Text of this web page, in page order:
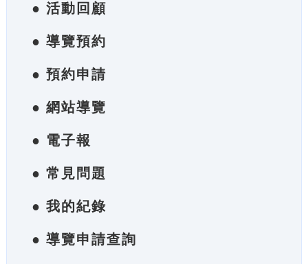
● 活動回顧
● 導覽預約
● 預約申請
● 網站導覽
● 電子報
● 常見問題
● 我的紀錄
● 導覽申請查詢